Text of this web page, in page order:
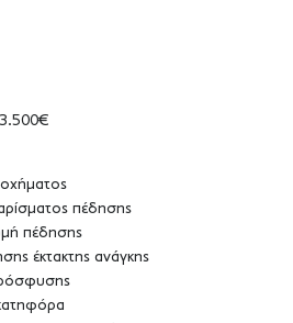
οχήματος
πέδησης
πέδησης
έκτακτης ανάγκης